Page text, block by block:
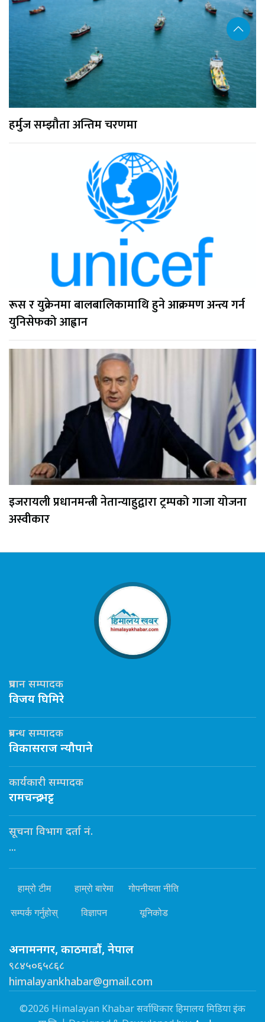
हर्मुज सम्झौता अन्तिम चरणमा
रूस र युक्रेनमा बालबालिकामाथि हुने आक्रमण अन्त्य गर्न
युनिसेफको आह्वान
इजरायली प्रधानमन्त्री नेतान्याहुद्वारा ट्रम्पको गाजा योजना
अस्वीकार
प्रधान सम्पादक
विजय घिमिरे
प्रबन्ध सम्पादक
विकासराज न्यौपाने
कार्यकारी सम्पादक
रामचन्द्र भट्ट
सूचना विभाग दर्ता नं.
...
हाम्रो टीम हाम्रो बारेमा गोपनीयता नीति
सम्पर्क गर्नुहोस् विज्ञापन यूनिकोड
अनामनगर, काठमाडौं, नेपाल
९८४५०६५८६८
himalayankhabar@gmail.com
©2026 Himalayan Khabar सर्वाधिकार हिमालय मिडिया इंक